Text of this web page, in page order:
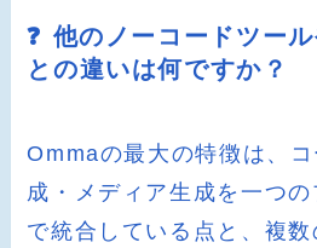
❓ 他のノーコードツー
との違いは何ですか？
Ommaの最大の特徴は、
成・メディア生成を一つ
で統合している点と、複